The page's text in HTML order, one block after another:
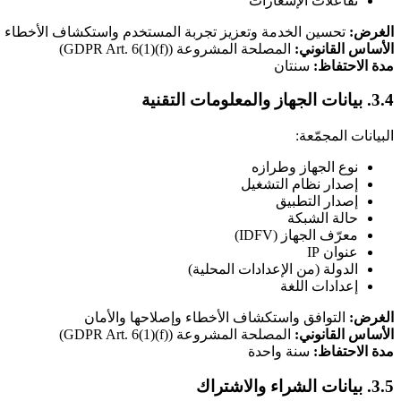
الغرض: تحسين الخدمة وتعزيز تجربة المستخدم واستكشاف الأخطاء
الأساس القانوني: المصلحة المشروعة (GDPR Art. 6(1)(f))
مدة الاحتفاظ: سنتان
3.4. بيانات الجهاز والمعلومات التقنية
البيانات المجمّعة:
نوع الجهاز وطرازه
إصدار نظام التشغيل
إصدار التطبيق
حالة الشبكة
معرّف الجهاز (IDFV)
عنوان IP
الدولة (من الإعدادات المحلية)
إعدادات اللغة
الغرض: التوافق واستكشاف الأخطاء وإصلاحها والأمان
الأساس القانوني: المصلحة المشروعة (GDPR Art. 6(1)(f))
مدة الاحتفاظ: سنة واحدة
3.5. بيانات الشراء والاشتراك